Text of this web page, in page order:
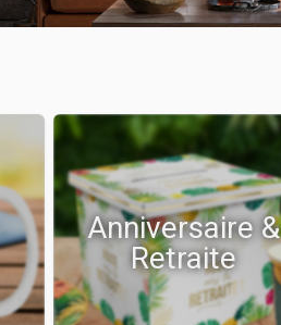
Anniversaire &
Retraite